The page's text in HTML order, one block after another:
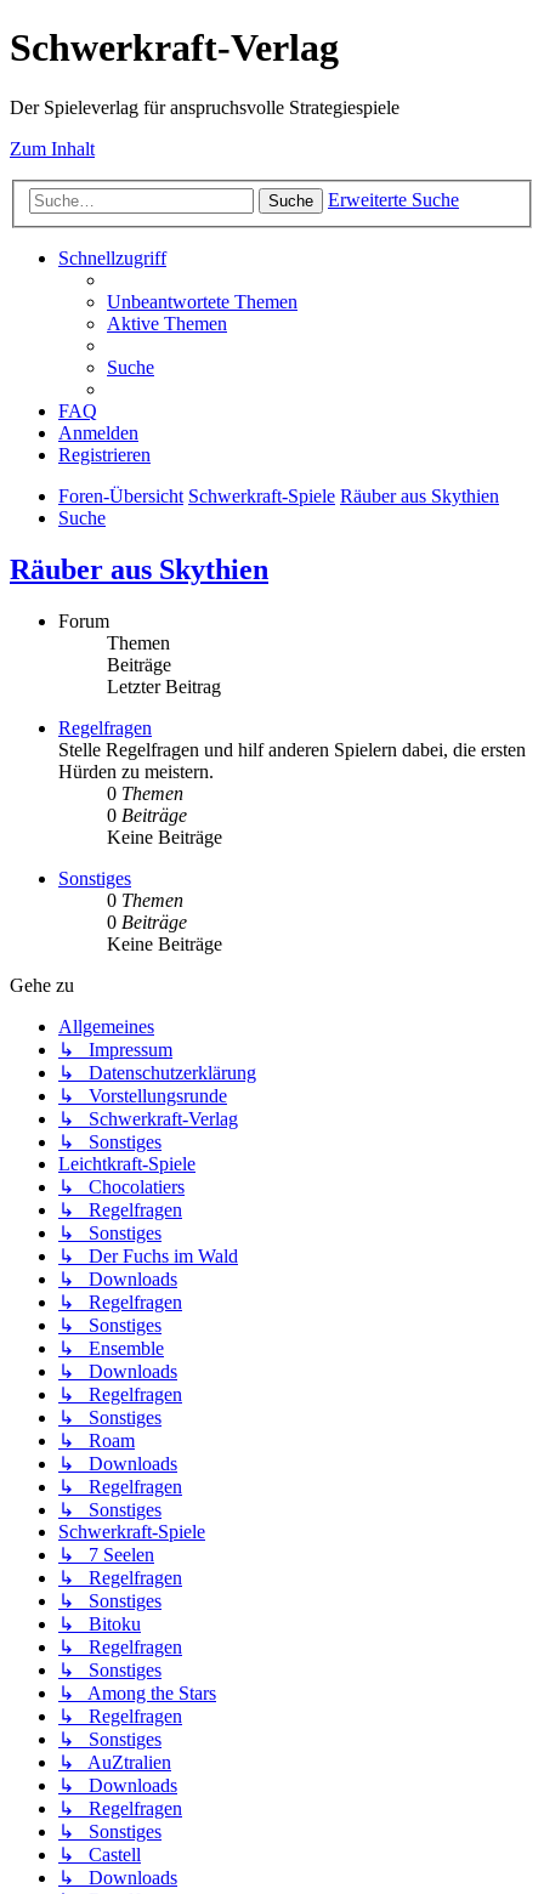
Schwerkraft-Verlag
Der Spieleverlag für anspruchsvolle Strategiespiele
Zum Inhalt
Suche Erweiterte Suche
Schnellzugriff
Unbeantwortete Themen
Aktive Themen
Suche
FAQ
Anmelden
Registrieren
Foren-Übersicht Schwerkraft-Spiele Räuber aus Skythien
Suche
Räuber aus Skythien
Forum
Themen
Beiträge
Letzter Beitrag
Regelfragen
Stelle Regelfragen und hilf anderen Spielern dabei, die ersten
Hürden zu meistern.
0 Themen
0 Beiträge
Keine Beiträge
Sonstiges
0 Themen
0 Beiträge
Keine Beiträge
Gehe zu
Allgemeines
↳ Impressum
↳ Datenschutzerklärung
↳ Vorstellungsrunde
↳ Schwerkraft-Verlag
↳ Sonstiges
Leichtkraft-Spiele
↳ Chocolatiers
↳ Regelfragen
↳ Sonstiges
↳ Der Fuchs im Wald
↳ Downloads
↳ Regelfragen
↳ Sonstiges
↳ Ensemble
↳ Downloads
↳ Regelfragen
↳ Sonstiges
↳ Roam
↳ Downloads
↳ Regelfragen
↳ Sonstiges
Schwerkraft-Spiele
↳ 7 Seelen
↳ Regelfragen
↳ Sonstiges
↳ Bitoku
↳ Regelfragen
↳ Sonstiges
↳ Among the Stars
↳ Regelfragen
↳ Sonstiges
↳ AuZtralien
↳ Downloads
↳ Regelfragen
↳ Sonstiges
↳ Castell
↳ Downloads